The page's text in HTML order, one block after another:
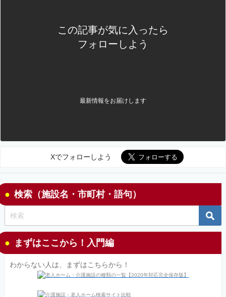
この記事が気に入ったら
フォローしよう
最新情報をお届けします
Xでフォローしよう
検索（施設名・市町村・語句）
まずはここから！入門編
わからない人は、まずはこちらから！